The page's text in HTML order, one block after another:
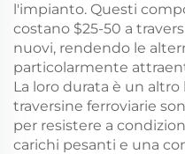
l'impianto. Questi
costano $25-50 a
nuovi, rendendo le
particolarmente
La loro durata è un
traversine ferroviarie
per resistere a
carichi pesanti e una